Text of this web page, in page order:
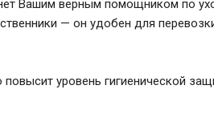
Вашим верным помощником по
— он удобен для
повысит уровень гигиенической